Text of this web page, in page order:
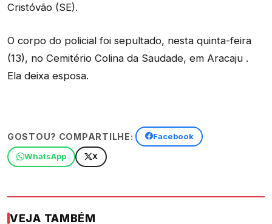
Cristóvão (SE).
O corpo do policial foi sepultado, nesta quinta-feira
(13), no Cemitério Colina da Saudade, em Aracaju .
Ela deixa esposa.
GOSTOU? COMPARTILHE: Facebook
WhatsApp X
VEJA TAMBÉM